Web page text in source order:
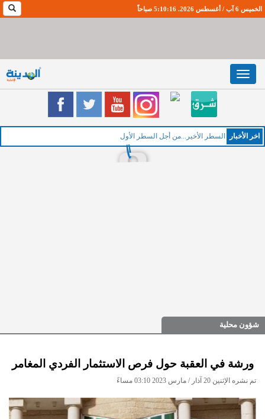
الخميس 6 آب / أغسطس 2026. 5:10:17 صباحاً
Toggle
navigation
اخر اﻷخبار
شؤون محلية
ورشة في العقبة حول فرص الاستثمار الفردي المغامر
تم نشره الإثنين 20 آذار / مارس 2023 03:10 مساءً